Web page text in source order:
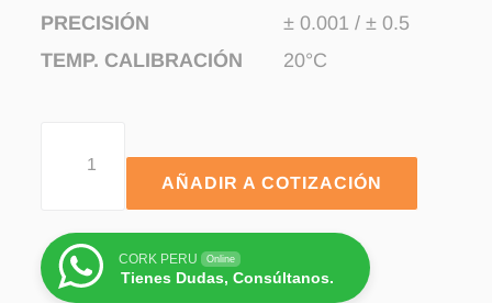
PRECISIÓN
± 0.001 / ± 0.5
TEMP. CALIBRACIÓN
20°C
AÑADIR A COTIZACIÓN
CORK PERU Online
Tienes Dudas, Consúltanos.